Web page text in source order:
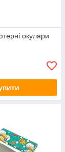
окуляри